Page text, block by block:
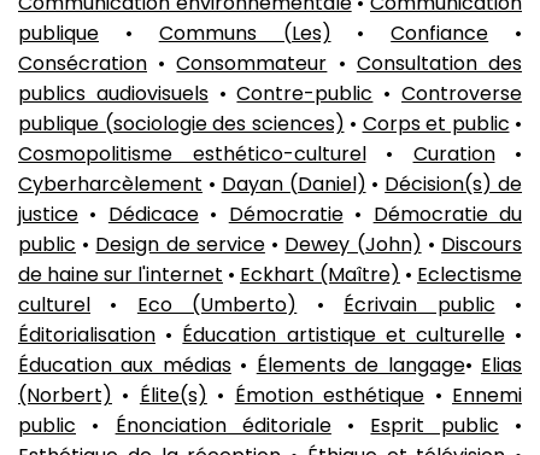
publique • Communs (Les) •Confiance •
Consécration •Consommateur • Consultation des
publics audiovisuels•Contre-public •Controverse
publique (sociologie des sciences) • Corps et public •
Cosmopolitisme esthético-culturel• Curation•
Cyberharcèlement • Dayan (Daniel) • Décision(s) de
justice • Dédicace• Démocratie• Démocratie du
public • Design de service• Dewey (John) • Discours
de haine sur l'internet • Eckhart (Maître) • Eclectisme
culturel • Eco (Umberto) • Écrivain public •
Éditorialisation • Éducation artistique et culturelle•
Éducation aux médias• Élements de langage• Elias
(Norbert) • Élite(s) • Émotion esthétique • Ennemi
public • Énonciation éditoriale• Esprit public •